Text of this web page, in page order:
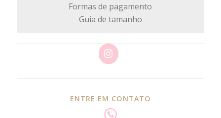
Formas de pagamento
Guia de tamanho
ENTRE EM CONTATO